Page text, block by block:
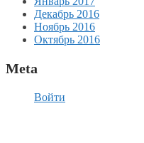
Декабрь 2016
Ноябрь 2016
Октябрь 2016
Meta
Войти